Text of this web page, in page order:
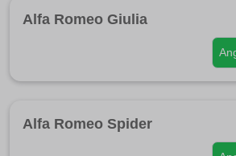
Alfa Romeo Giulia
Alfa Romeo Spider